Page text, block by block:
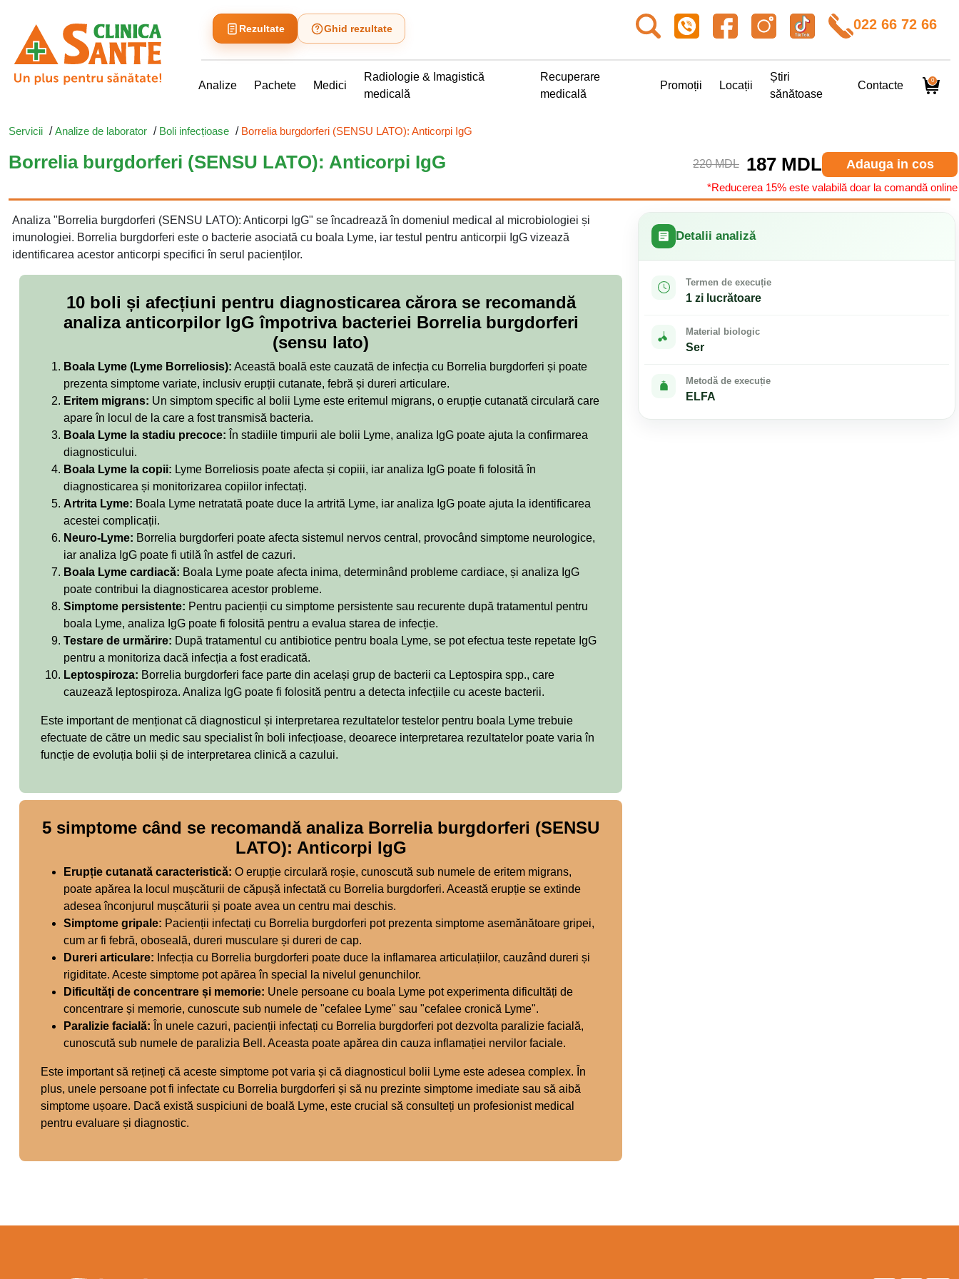
Rezultate Ghid rezultate 022 66 72 66
Analize Pachete Medici
Radiologie & Imagistică
medicală
Recuperare
medicală
Promoții Locații
Știri
sănătoase
Contacte 0
Servicii /Analize de laborator / Boli infecțioase / Borrelia burgdorferi (SENSU LATO): Anticorpi IgG
Borrelia burgdorferi (SENSU LATO): Anticorpi IgG 220 MDL 187 MDL Adauga in cos
*Reducerea 15% este valabilă doar la comandă online
Analiza "Borrelia burgdorferi (SENSU LATO): Anticorpi IgG" se încadrează în domeniul medical al microbiologiei și
imunologiei. Borrelia burgdorferi este o bacterie asociată cu boala Lyme, iar testul pentru anticorpii IgG vizează
identificarea acestor anticorpi specifici în serul pacienților.
10 boli și afecțiuni pentru diagnosticarea cărora se recomandă
analiza anticorpilor IgG împotriva bacteriei Borrelia burgdorferi
(sensu lato)
Boala Lyme (Lyme Borreliosis): Această boală este cauzată de infecția cu Borrelia burgdorferi și poate
prezenta simptome variate, inclusiv erupții cutanate, febră și dureri articulare.
Eritem migrans: Un simptom specific al bolii Lyme este eritemul migrans, o erupție cutanată circulară care
apare în locul de la care a fost transmisă bacteria.
Boala Lyme la stadiu precoce: În stadiile timpurii ale bolii Lyme, analiza IgG poate ajuta la confirmarea
diagnosticului.
Boala Lyme la copii: Lyme Borreliosis poate afecta și copiii, iar analiza IgG poate fi folosită în
diagnosticarea și monitorizarea copiilor infectați.
Artrita Lyme: Boala Lyme netratată poate duce la artrită Lyme, iar analiza IgG poate ajuta la identificarea
acestei complicații.
Neuro-Lyme: Borrelia burgdorferi poate afecta sistemul nervos central, provocând simptome neurologice,
iar analiza IgG poate fi utilă în astfel de cazuri.
Boala Lyme cardiacă: Boala Lyme poate afecta inima, determinând probleme cardiace, și analiza IgG
poate contribui la diagnosticarea acestor probleme.
Simptome persistente: Pentru pacienții cu simptome persistente sau recurente după tratamentul pentru
boala Lyme, analiza IgG poate fi folosită pentru a evalua starea de infecție.
Testare de urmărire: După tratamentul cu antibiotice pentru boala Lyme, se pot efectua teste repetate IgG
pentru a monitoriza dacă infecția a fost eradicată.
Leptospiroza: Borrelia burgdorferi face parte din același grup de bacterii ca Leptospira spp., care
cauzează leptospiroza. Analiza IgG poate fi folosită pentru a detecta infecțiile cu aceste bacterii.
Este important de menționat că diagnosticul și interpretarea rezultatelor testelor pentru boala Lyme trebuie
efectuate de către un medic sau specialist în boli infecțioase, deoarece interpretarea rezultatelor poate varia în
funcție de evoluția bolii și de interpretarea clinică a cazului.
5 simptome când se recomandă analiza Borrelia burgdorferi (SENSU
LATO): Anticorpi IgG
Erupție cutanată caracteristică: O erupție circulară roșie, cunoscută sub numele de eritem migrans,
poate apărea la locul mușcăturii de căpușă infectată cu Borrelia burgdorferi. Această erupție se extinde
adesea înconjurul mușcăturii și poate avea un centru mai deschis.
Simptome gripale: Pacienții infectați cu Borrelia burgdorferi pot prezenta simptome asemănătoare gripei,
cum ar fi febră, oboseală, dureri musculare și dureri de cap.
Dureri articulare: Infecția cu Borrelia burgdorferi poate duce la inflamarea articulațiilor, cauzând dureri și
rigiditate. Aceste simptome pot apărea în special la nivelul genunchilor.
Dificultăți de concentrare și memorie: Unele persoane cu boala Lyme pot experimenta dificultăți de
concentrare și memorie, cunoscute sub numele de "cefalee Lyme" sau "cefalee cronică Lyme".
Paralizie facială: În unele cazuri, pacienții infectați cu Borrelia burgdorferi pot dezvolta paralizie facială,
cunoscută sub numele de paralizia Bell. Aceasta poate apărea din cauza inflamației nervilor faciale.
Este important să rețineți că aceste simptome pot varia și că diagnosticul bolii Lyme este adesea complex. În
plus, unele persoane pot fi infectate cu Borrelia burgdorferi și să nu prezinte simptome imediate sau să aibă
simptome ușoare. Dacă există suspiciuni de boală Lyme, este crucial să consulteți un profesionist medical
pentru evaluare și diagnostic.
Detalii analiză
Termen de execuție
1 zi lucrătoare
Material biologic
Ser
Metodă de execuție
ELFA